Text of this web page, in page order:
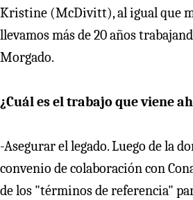
Kristine (McDivitt), al igual que
llevamos más de 20 años
Morgado.
¿Cuál es el trabajo que viene
-Asegurar el legado. Luego de la
convenio de colaboración con
de los "términos de referencia"